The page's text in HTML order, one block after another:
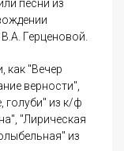
песни из
Герценовой.
как "Вечер
верности",
голуби" из к/ф
"Лирическая
из